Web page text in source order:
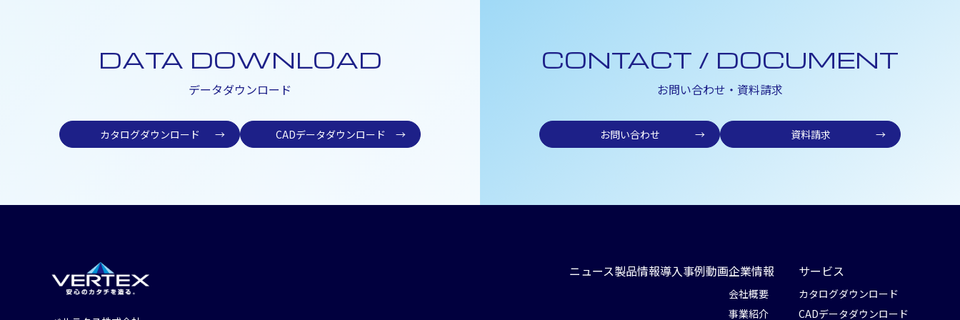
DATA DOWNLOAD
データダウンロード
カタログダウンロード → CADデータダウンロード →
CONTACT / DOCUMENT
お問い合わせ・資料請求
お問い合わせ → 資料請求 →
ニュース製品情報導入事例動画企業情報
会社概要
事業紹介
サービス
カタログダウンロード
CADデータダウンロード